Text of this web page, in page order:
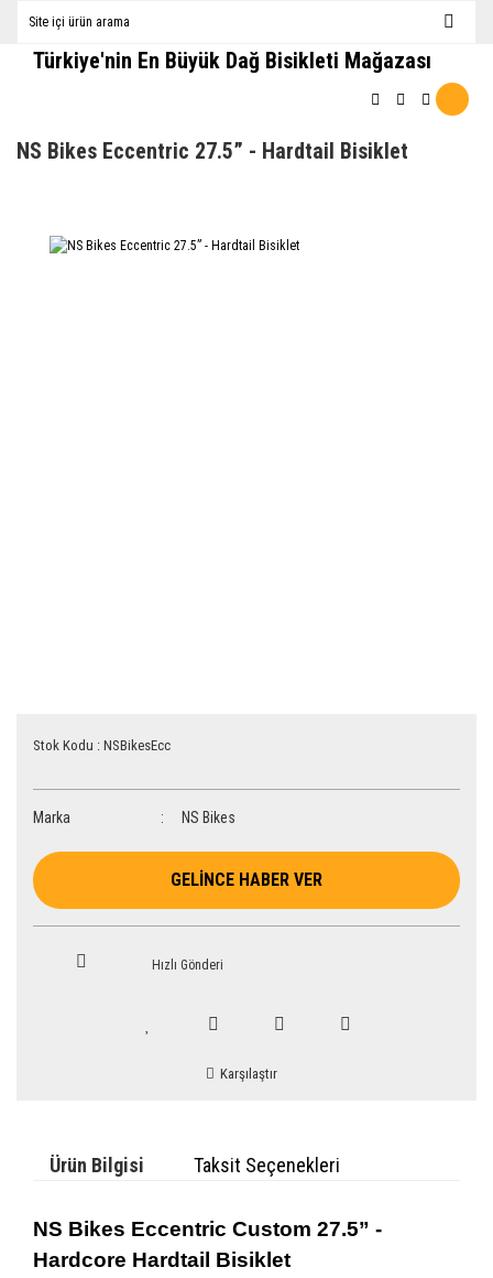
Türkiye'nin En Büyük Dağ Bisikleti Mağazası
NS Bikes Eccentric 27.5” - Hardtail Bisiklet
Stok Kodu : NSBikesEcc
Marka NS Bikes
GELİNCE HABER VER
Hızlı Gönderi
Karşılaştır
Ürün Bilgisi Taksit Seçenekleri
NS Bikes Eccentric Custom 27.5” -
Hardcore Hardtail Bisiklet